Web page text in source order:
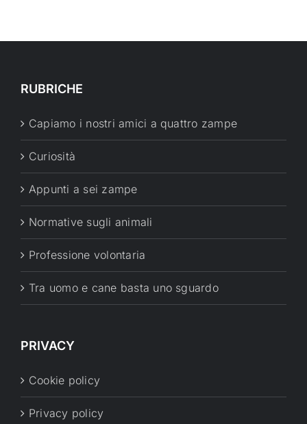
RUBRICHE
Capiamo i nostri amici a quattro zampe
Curiosità
Appunti a sei zampe
Normative sugli animali
Professione volontaria
Tra uomo e cane basta uno sguardo
PRIVACY
Cookie policy
Privacy policy